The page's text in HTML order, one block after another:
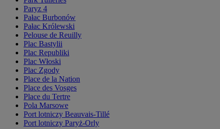
Paryz 4
Pałac Burbonów
Pałac Królewski
Pelouse de Reuilly
Plac Bastylii
Plac Republiki
Plac Włoski
Plac Zgody
Place de la Nation
Place des Vosges
Place du Tertre
Pola Marsowe
Port lotniczy Beauvais-Tillé
Port lotniczy Paryż-Orly